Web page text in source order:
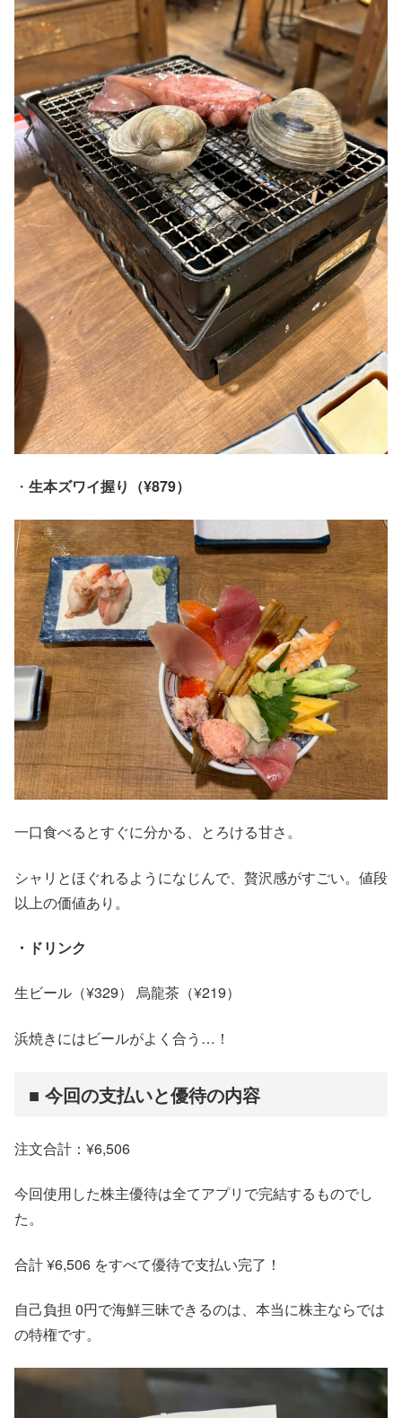
・ 生本ズワイ握り（¥879）
一口食べるとすぐに分かる、とろける甘さ。
シャリとほぐれるようになじんで、贅沢感がすごい。値段
以上の価値あり。
・ドリンク
生ビール（¥329） 烏龍茶（¥219）
浜焼きにはビールがよく合う…！
■ 今回の支払いと優待の内容
注文合計：¥6,506
今回使用した株主優待は全てアプリで完結するものでし
た。
合計 ¥6,506 をすべて優待で支払い完了！
自己負担 0円で海鮮三昧できるのは、本当に株主ならでは
の特権です。